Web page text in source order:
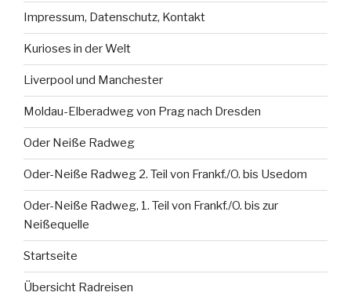
Impressum, Datenschutz, Kontakt
Kurioses in der Welt
Liverpool und Manchester
Moldau-Elberadweg von Prag nach Dresden
Oder Neiße Radweg
Oder-Neiße Radweg 2. Teil von Frankf./O. bis Usedom
Oder-Neiße Radweg, 1. Teil von Frankf./O. bis zur
Neißequelle
Startseite
Übersicht Radreisen